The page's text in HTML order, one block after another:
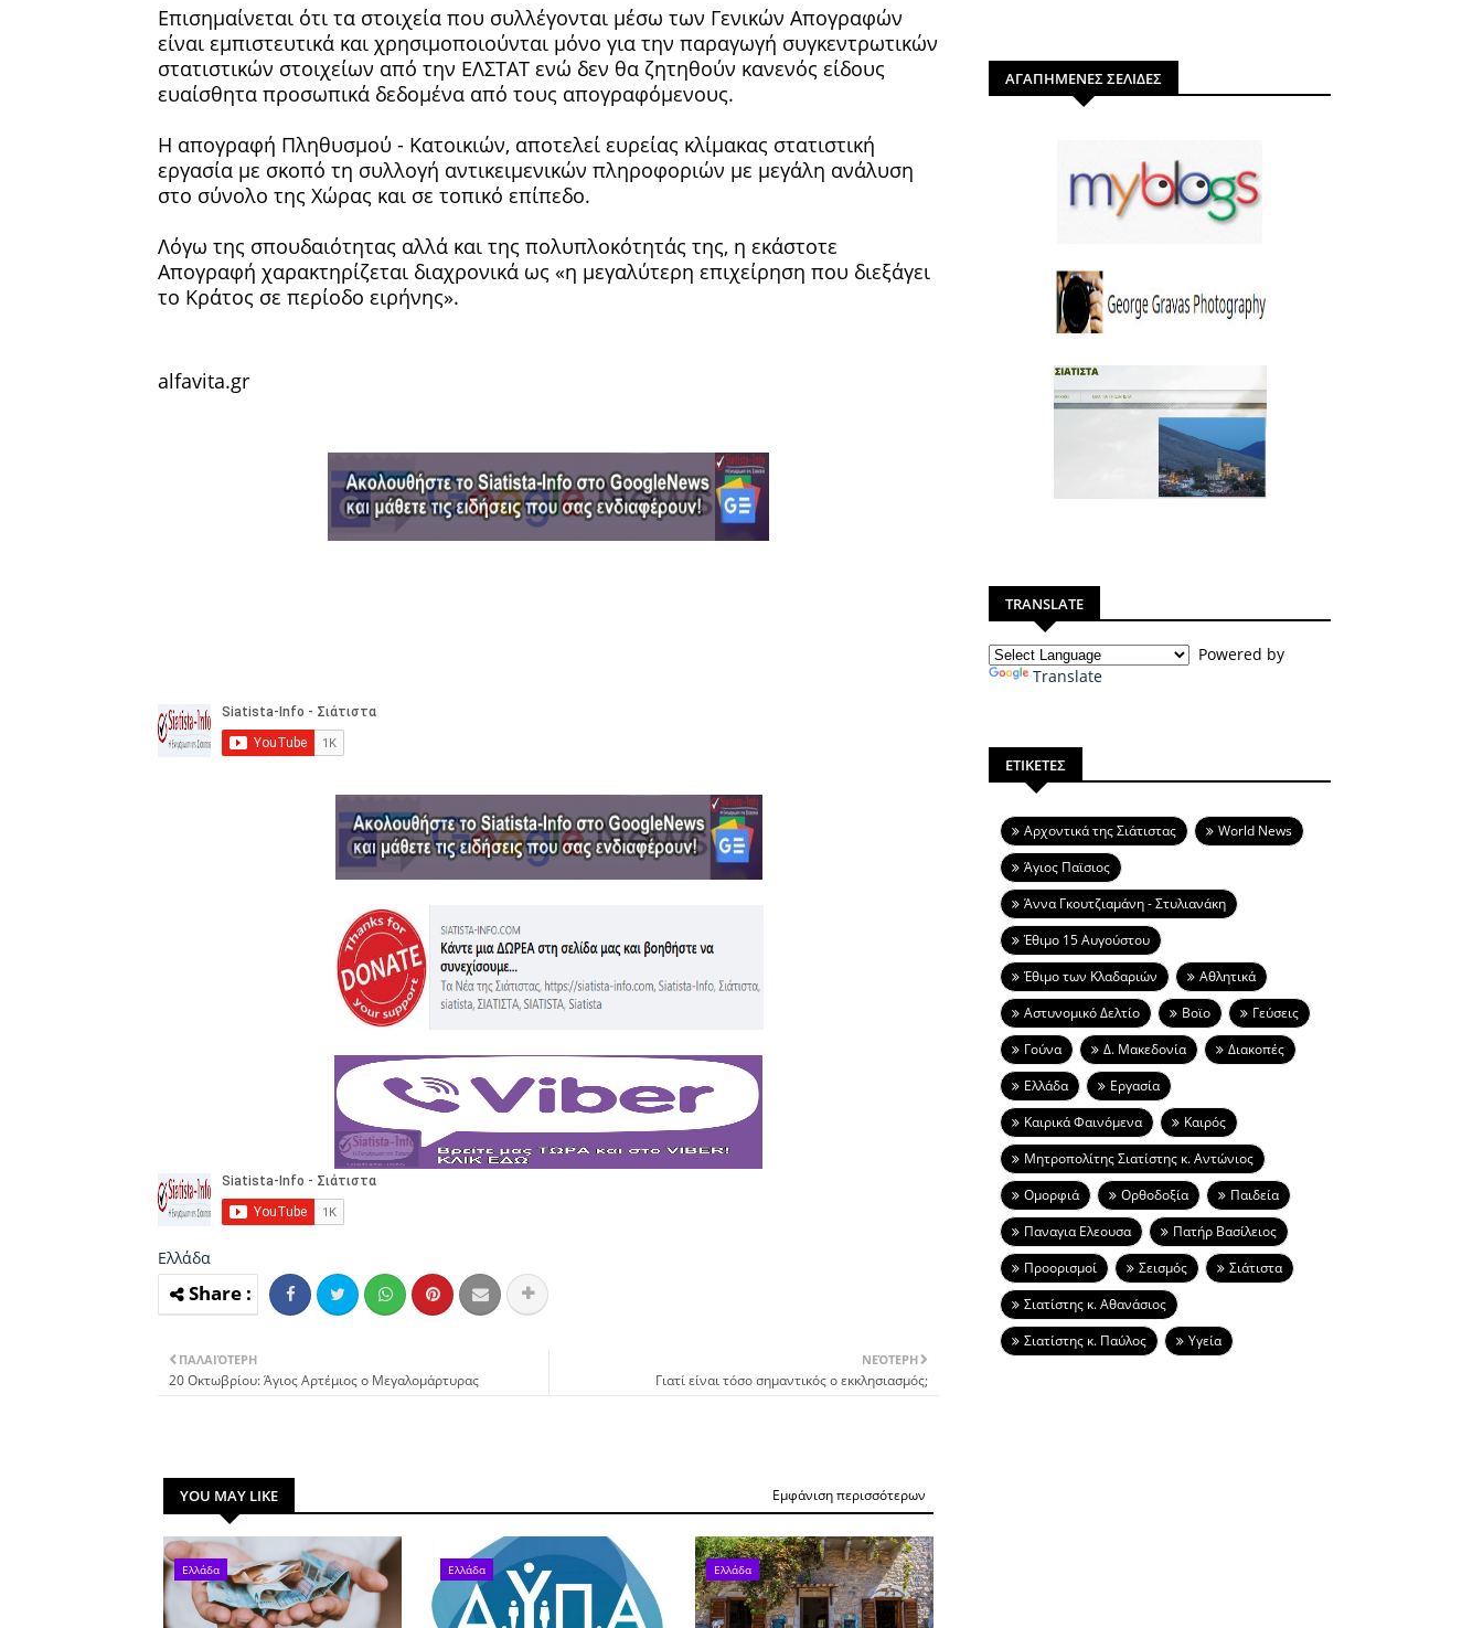
Επισημαίνεται ότι τα στοιχεία που συλλέγονται μέσω των Γενικών Απογραφών
είναι εμπιστευτικά και χρησιμοποιούνται μόνο για την παραγωγή συγκεντρωτικών
στατιστικών στοιχείων από την ΕΛΣΤΑΤ ενώ δεν θα ζητηθούν κανενός είδους
ευαίσθητα προσωπικά δεδομένα από τους απογραφόμενους.
Η απογραφή Πληθυσμού - Κατοικιών, αποτελεί ευρείας κλίμακας στατιστική
εργασία με σκοπό τη συλλογή αντικειμενικών πληροφοριών με μεγάλη ανάλυση
στο σύνολο της Χώρας και σε τοπικό επίπεδο.
Λόγω της σπουδαιότητας αλλά και της πολυπλοκότητάς της, η εκάστοτε
Απογραφή χαρακτηρίζεται διαχρονικά ως «η μεγαλύτερη επιχείρηση που διεξάγει
το Κράτος σε περίοδο ειρήνης».
alfavita.gr
Ελλάδα
ΝΕΌΤΕΡΗ
Γιατί είναι τόσο σημαντικός ο εκκλησιασμός;
ΠΑΛΑΙΌΤΕΡΗ
20 Οκτωβρίου: Άγιος Αρτέμιος ο Μεγαλομάρτυρας
YOU MAY LIKE Εμφάνιση περισσότερων
Ελλάδα Ελλάδα Ελλάδα
ΑΓΑΠΗΜΕΝΕΣ ΣΕΛΙΔΕΣ
TRANSLATE
Powered by
Translate
ΕΤΙΚΕΤΕΣ
Aρχοντικά της Σιάτιστας
World News
Άγιος Παϊσιος
Άννα Γκουτζιαμάνη - Στυλιανάκη
Έθιμο 15 Αυγούστου
Έθιμο των Κλαδαριών
Αθλητικά
Αστυνομικό Δελτίο
Βοϊο
Γεύσεις
Γούνα
Δ. Μακεδονία
Διακοπές
Ελλάδα
Εργασία
Καιρικά Φαινόμενα
Καιρός
Μητροπολίτης Σιατίστης κ. Αντώνιος
Ομορφιά
Ορθοδοξία
Παιδεία
Παναγια Ελεουσα
Πατήρ Βασίλειος
Προορισμοί
Σεισμός
Σιάτιστα
Σιατίστης κ. Αθανάσιος
Σιατίστης κ. Παύλος
Υγεία